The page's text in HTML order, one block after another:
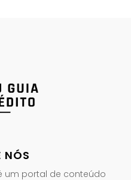
NÓS
um portal de conteúdo